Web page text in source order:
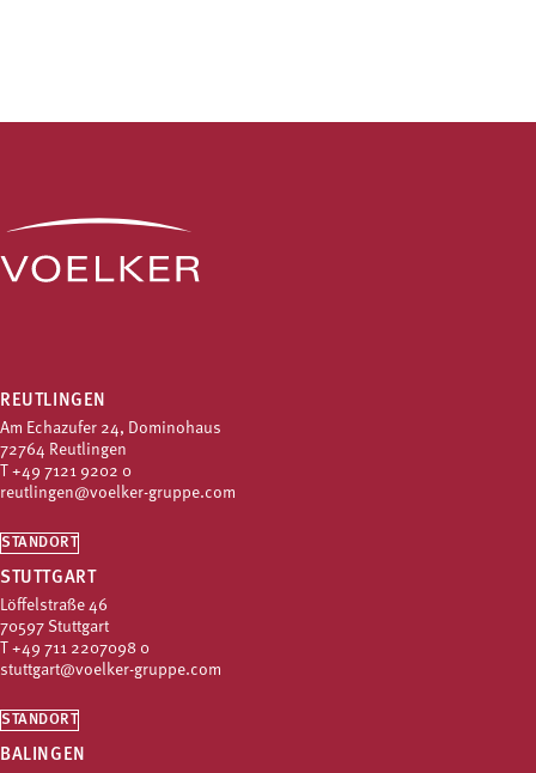
REUTLINGEN
Am Echazufer 24, Dominohaus
72764 Reutlingen
T +49 7121 9202 0
reutlingen@voelker-gruppe.com
STANDORT
STUTTGART
Löffelstraße 46
70597 Stuttgart
T +49 711 2207098 0
stuttgart@voelker-gruppe.com
STANDORT
BALINGEN